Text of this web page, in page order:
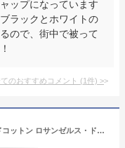
ップになっています
ラックとホワイトの
ので、街中で被って
のおすすめコメント (1件) >
NEWERA キャップ メンズ ウォッシュドコットン ロサンゼルス・ドジャース カジュアルクラシック ロサンゼルス・ドジャース 定番 帽子 メンズ キャップ レディース ニューエラ キャップ ギフト プレゼント 誕生日 ラッピング 包装無料 [ baseball cap ]